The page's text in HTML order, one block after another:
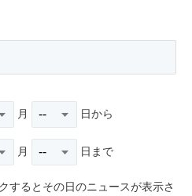
月 日から
月 日まで
するとその日のニュースが表示さ